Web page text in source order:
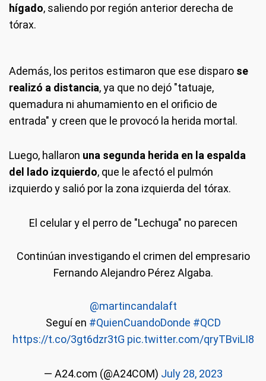
hígado, saliendo por región anterior derecha de
tórax.
Además, los peritos estimaron que ese disparo se
realizó a distancia, ya que no dejó "tatuaje,
quemadura ni ahumamiento en el orificio de
entrada" y creen que le provocó la herida mortal.
Luego, hallaron una segunda herida en la espalda
del lado izquierdo, que le afectó el pulmón
izquierdo y salió por la zona izquierda del tórax.
El celular y el perro de "Lechuga" no parecen
Continúan investigando el crimen del empresario
Fernando Alejandro Pérez Algaba.
@martincandalaft
Seguí en #QuienCuandoDonde #QCD
https://t.co/3gt6dzr3tG pic.twitter.com/qryTBviLI8
— A24.com (@A24COM) July 28, 2023